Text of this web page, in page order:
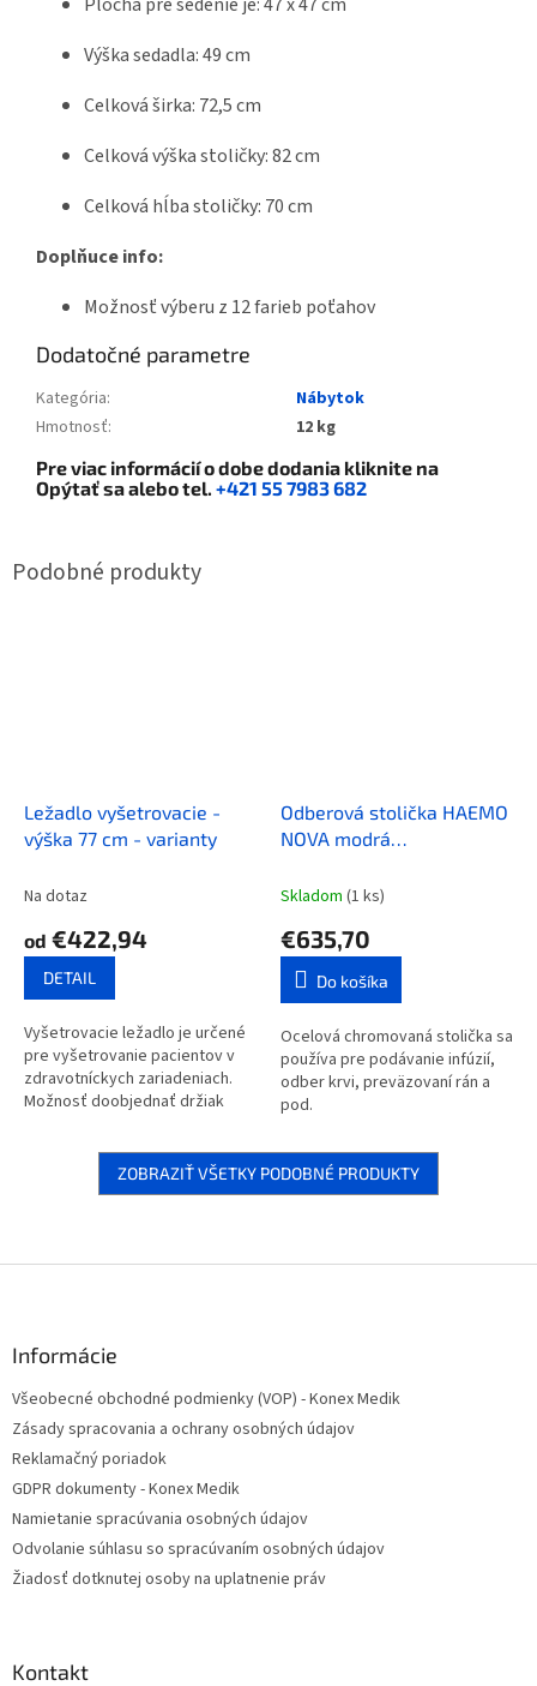
Výška sedadla: 49 cm
Celková širka: 72,5 cm
Celková výška stoličky: 82 cm
Celková hĺba stoličky: 70 cm
Doplňuce info:
Možnosť výberu z 12 farieb poťahov
Dodatočné parametre
Kategória:
Nábytok
Hmotnosť: 12 kg
Pre viac informácií o dobe dodania kliknite na
Opýtať saalebo tel. +421 55 7983 682
Ležadlo vyšetrovacie -
výška 77 cm - varianty
Na dotaz
od €422,94
DETAIL
Vyšetrovacie ležadlo je určené
pre vyšetrovanie pacientov v
zdravotníckych zariadeniach.
Možnosť doobjednať držiak
prevedenie – biela RAL 9003....
Odberová stolička HAEMO
NOVA modrá
Skladom (1 ks)
€635,70
Do košíka
Ocelová chromovaná stolička sa
používa pre podávanie infúzií,
odber krvi, preväzovaní rán a
pod.
ZOBRAZIŤ VŠETKY PODOBNÉ PRODUKTY
Informácie
Všeobecné obchodné podmienky (VOP) - Konex Medik
Zásady spracovania a ochrany osobných údajov
Reklamačný poriadok
GDPR dokumenty - Konex Medik
Namietanie spracúvania osobných údajov
Odvolanie súhlasu so spracúvaním osobných údajov
Žiadosť dotknutej osoby na uplatnenie práv
Kontakt